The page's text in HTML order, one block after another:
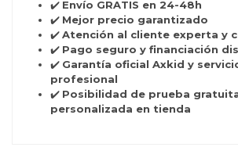
✔️ Envío GRATIS en 24-48h
✔️ Mejor precio garantizado
✔️Atención al cliente experta y
✔️ Pago seguro y financiación
✔️ Garantía oficial Axkid y
profesional
✔️ Posibilidad de prueba
personalizada en tienda